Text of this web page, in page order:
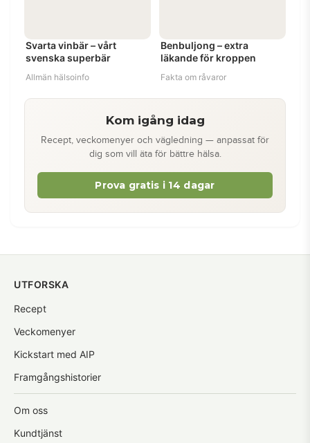
Svarta vinbär – vårt
svenska superbär
Allmän hälsoinfo
Benbuljong – extra
läkande för kroppen
Fakta om råvaror
Kom igång idag
Recept, veckomenyer och vägledning — anpassat för
dig som vill äta för bättre hälsa.
Prova gratis i 14 dagar
UTFORSKA
Recept
Veckomenyer
Kickstart med AIP
Framgångshistorier
Om oss
Kundtjänst